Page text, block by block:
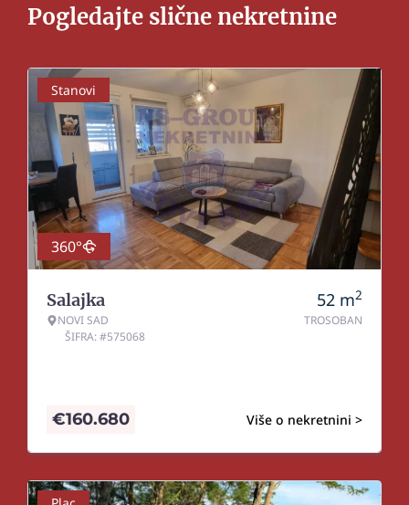
Pogledajte slične nekretnine
Stanovi
360°
Salajka
NOVI SAD
ŠIFRA: #575068
52 m2
TROSOBAN
Više o nekretnini >
€160.680